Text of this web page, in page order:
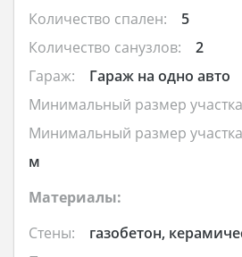
Количество спален:
5
Количество санузлов:
2
Гараж:
Гараж на одно авто
Минимальный размер
Минимальный размер
м
Материалы:
Стены:
газобетон,